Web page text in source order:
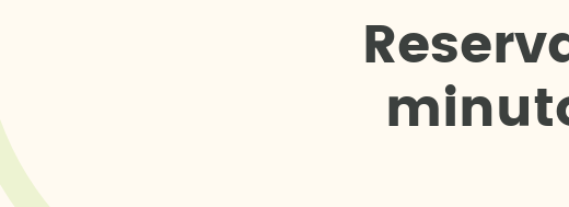
Reserv
minut